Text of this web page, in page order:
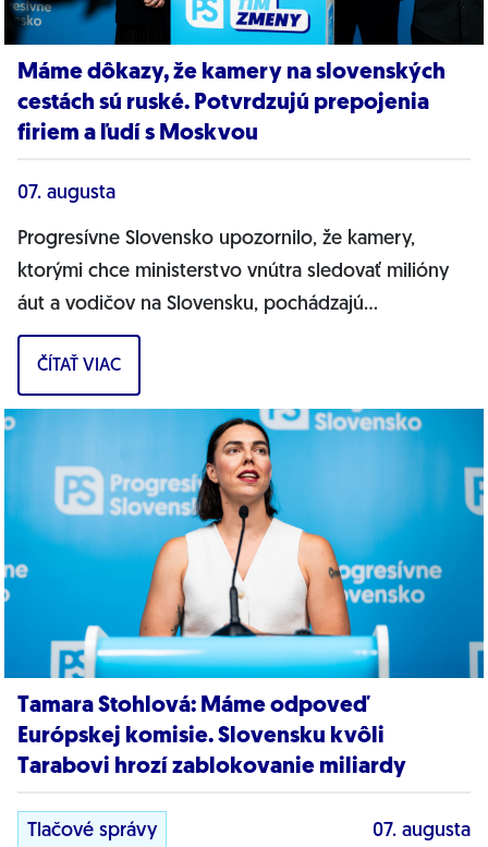
Máme dôkazy, že kamery na slovenských
cestách sú ruské. Potvrdzujú prepojenia
firiem a ľudí s Moskvou
07. augusta
Progresívne Slovensko upozornilo, že kamery,
ktorými chce ministerstvo vnútra sledovať milióny
áut a vodičov na Slovensku, pochádzajú
pravdepodobne z Ruska. Dnes hnutie prinieslo
dôkazy,...
ČÍTAŤ VIAC
Tamara Stohlová: Máme odpoveď
Európskej komisie. Slovensku kvôli
Tarabovi hrozí zablokovanie miliardy
Tlačové správy 07. augusta